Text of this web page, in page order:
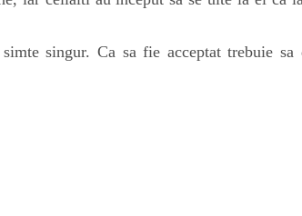
singur. Ca sa fie acceptat trebuie